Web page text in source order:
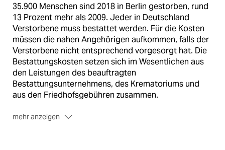
35.900 Menschen sind 2018 in Berlin gestorben, rund
13 Prozent mehr als 2009. Jeder in Deutschland
Verstorbene muss bestattet werden. Für die Kosten
müssen die nahen Angehörigen aufkommen, falls der
Verstorbene nicht entsprechend vorgesorgt hat. Die
Bestattungskosten setzen sich im Wesentlichen aus
den Leistungen des beauftragten
Bestattungsunternehmens, des Krematoriums und
aus den Friedhofsgebühren zusammen.
mehr anzeigen